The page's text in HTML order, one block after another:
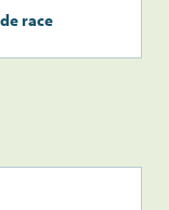
race